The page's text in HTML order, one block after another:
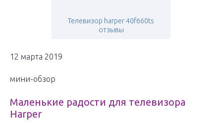
Телевизор harper 40f660ts
отзывы
12 марта 2019
мини-обзор
Маленькие радости для телевизора
Harper